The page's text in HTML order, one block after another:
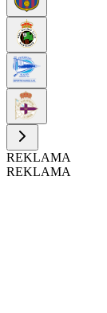
REKLAMA
REKLAMA